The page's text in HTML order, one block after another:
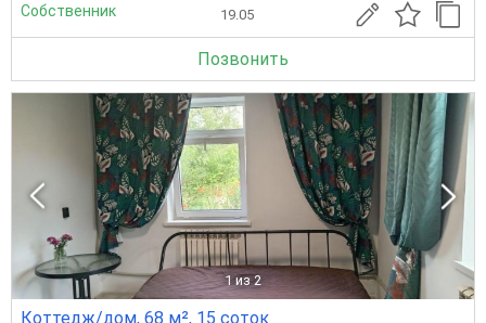
Собственник 19.05
Позвонить
1 из 2
Коттедж/дом, 68 м², 15 соток